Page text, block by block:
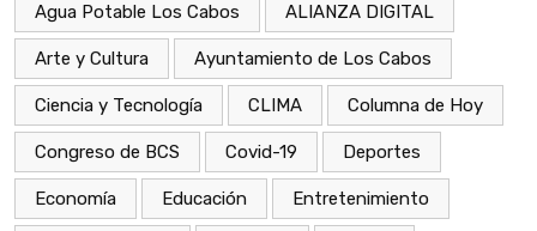
Agua Potable Los Cabos ALIANZA DIGITAL
Arte y Cultura Ayuntamiento de Los Cabos
Ciencia y Tecnología CLIMA Columna de Hoy
Congreso de BCS Covid-19 Deportes
Economía Educación Entretenimiento